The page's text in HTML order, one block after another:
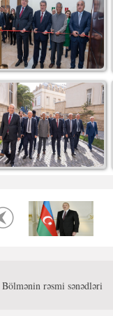
Bölmənin rəsmi sənədləri